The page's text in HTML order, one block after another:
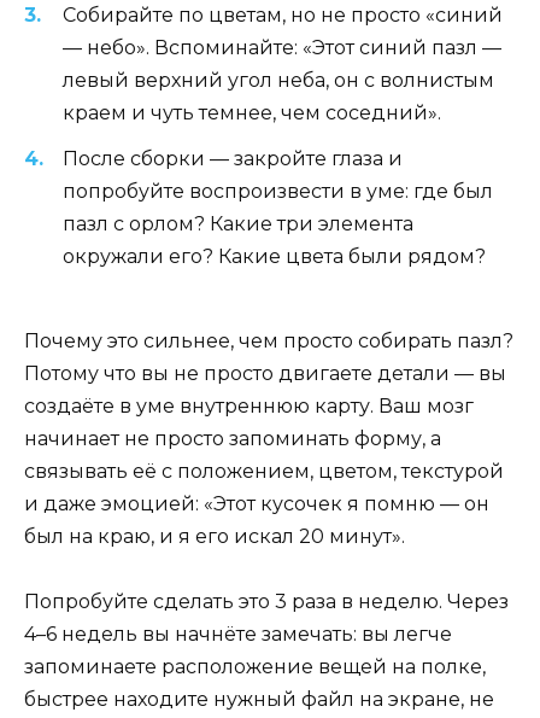
Собирайте по цветам, но не просто «синий
— небо». Вспоминайте: «Этот синий пазл —
левый верхний угол неба, он с волнистым
краем и чуть темнее, чем соседний».
После сборки — закройте глаза и
попробуйте воспроизвести в уме: где был
пазл с орлом? Какие три элемента
окружали его? Какие цвета были рядом?
Почему это сильнее, чем просто собирать пазл?
Потому что вы не просто двигаете детали — вы
создаёте в уме внутреннюю карту. Ваш мозг
начинает не просто запоминать форму, а
связывать её с положением, цветом, текстурой
и даже эмоцией: «Этот кусочек я помню — он
был на краю, и я его искал 20 минут».
Попробуйте сделать это 3 раза в неделю. Через
4–6 недель вы начнёте замечать: вы легче
запоминаете расположение вещей на полке,
быстрее находите нужный файл на экране, не